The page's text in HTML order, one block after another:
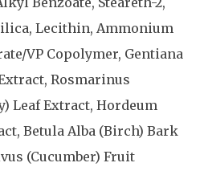
Lecithin, Ammonium
VP Copolymer, Gentiana
Rosmarinus
Leaf Extract, Hordeum
Betula Alba (Birch) Bark
(Cucumber) Fruit